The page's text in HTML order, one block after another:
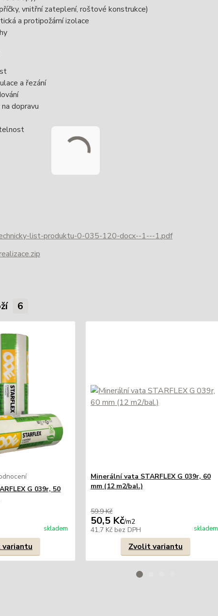
vnitřní zateplení, roštové konstrukce)
a protipožární izolace
a řezání
dopravu
list-produktu-0-035-120-docx--1---1.pdf
6
G 039r, 50
skladem
Minerální vata STARFLEX G 039r, 60
mm (12 m2/bal.)
59,9 Kč
50,5 Kč/m2
41,7 Kč bez DPH skladem
Zvolit variantu